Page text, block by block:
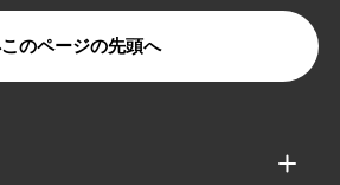
このページの先頭へ